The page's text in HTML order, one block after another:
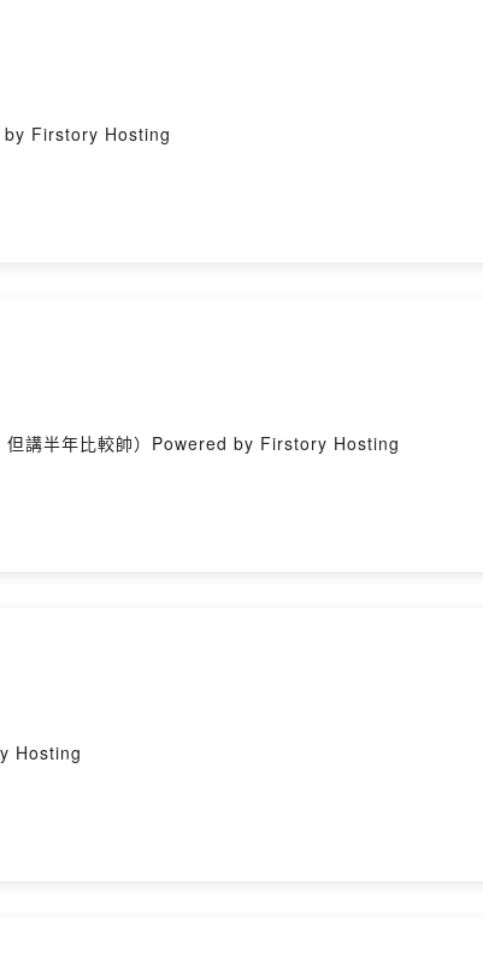
by Firstory Hosting
但講半年比較帥）Powered by Firstory Hosting
Hosting